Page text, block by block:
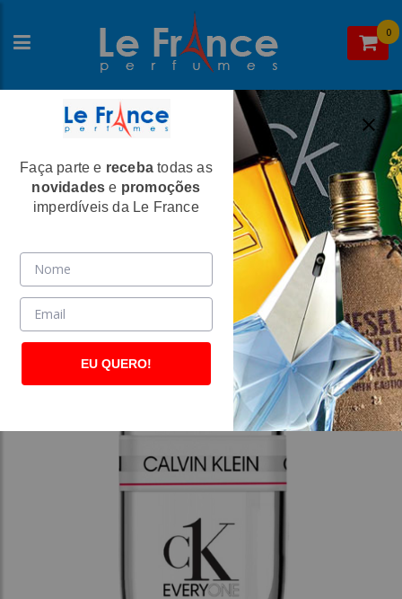
0
Home>Calvin Klein >Perfumes Unissex
CK Everyone Unissex Eau De Toilette -
Calvin Klein
(2621)
Faça parte e receba todas as
novidades e promoções
imperdíveis da Le France
EU QUERO!